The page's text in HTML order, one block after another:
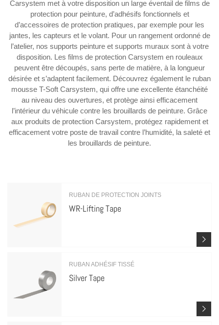
Carsystem met à votre disposition un large éventail de films de
protection pour peinture, d’adhésifs fonctionnels et
d’accessoires de protection pratiques, par exemple pour les
jantes, les capteurs et le volant. Pour un rangement ordonné de
l’atelier, nos supports peinture et supports muraux sont à votre
disposition. Les films de protection Carsystem en rouleaux
peuvent être découpés, sans perte de matière, à la longueur
désirée et s’adaptent facilement. Découvrez également le ruban
mousse T-Soft Carsystem, qui offre une excellente étanchéité
au niveau des ouvertures, et protège ainsi efficacement
l’intérieur du véhicule contre les brouillards de peinture. Grâce
aux produits de protection Carsystem, protégez rapidement et
efficacement votre poste de travail contre l’humidité, la saleté et
les brouillards de peinture.
RUBAN DE PROTECTION JOINTS
WR-Lifting Tape
RUBAN ADHÉSIF TISSÉ
Silver Tape